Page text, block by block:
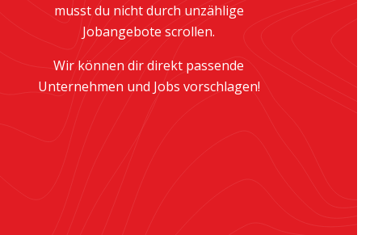
musst du nicht durch unzählige
Jobangebote scrollen.
Wir können dir direkt passende
Unternehmen und Jobs vorschlagen!